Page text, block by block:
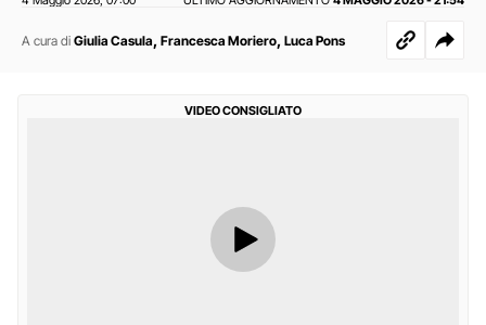
A cura di Giulia Casula, Francesca Moriero, Luca Pons
VIDEO CONSIGLIATO